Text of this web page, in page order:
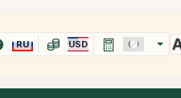
RU USD